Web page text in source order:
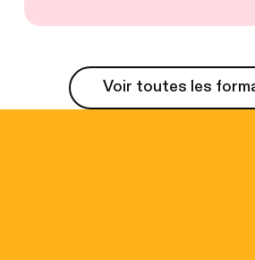
Voir toutes les